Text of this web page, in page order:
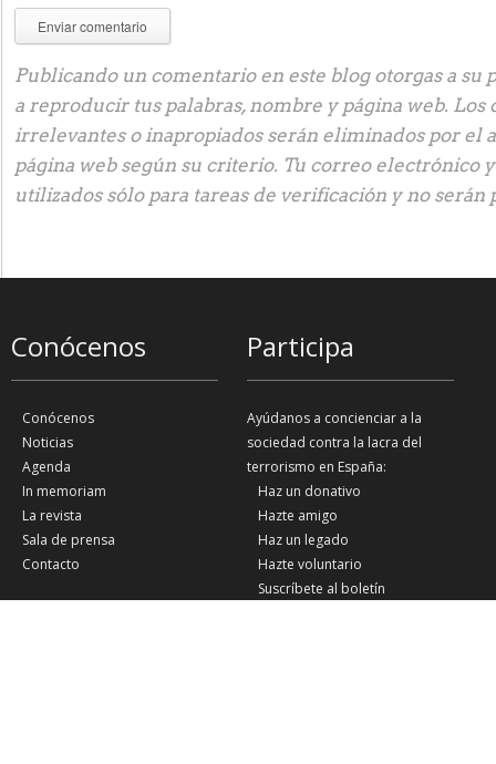
Publicando un comentario en este blog otorgas a su
a reproducir tus palabras, nombre y página web. Los
irrelevantes o inapropiados serán eliminados por el
página web según su criterio. Tu correo electrónico
utilizados sólo para tareas de verificación y no serán
Conócenos
Conócenos
Noticias
Agenda
In memoriam
La revista
Sala de prensa
Contacto
Participa
Ayúdanos a concienciar a la
sociedad contra la lacra del
terrorismo en España:
Haz un donativo
Hazte amigo
Haz un legado
Hazte voluntario
Suscríbete al boletín